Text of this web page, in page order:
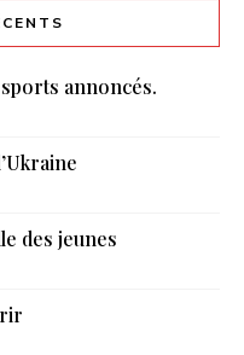
annoncés.
des jeunes